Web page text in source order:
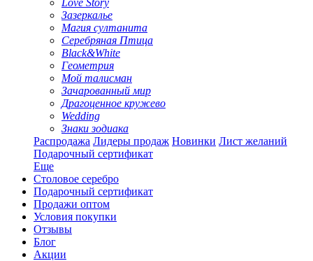
Love Story
Зазеркалье
Магия султанита
Серебряная Птица
Black&White
Геометрия
Мой талисман
Зачарованный мир
Драгоценное кружево
Wedding
Знаки зодиака
Распродажа Лидеры продаж Новинки Лист желаний
Подарочный сертификат
Еще
Столовое серебро
Подарочный сертификат
Продажи оптом
Условия покупки
Отзывы
Блог
Акции